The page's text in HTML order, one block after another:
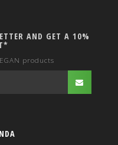
AND GET A 10%
products